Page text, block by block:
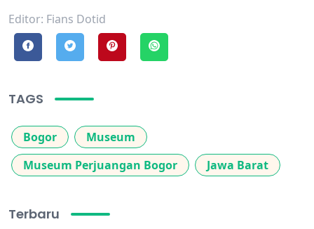
Editor: Fians Dotid
TAGS
Bogor
Museum
Museum Perjuangan Bogor
Jawa Barat
Terbaru